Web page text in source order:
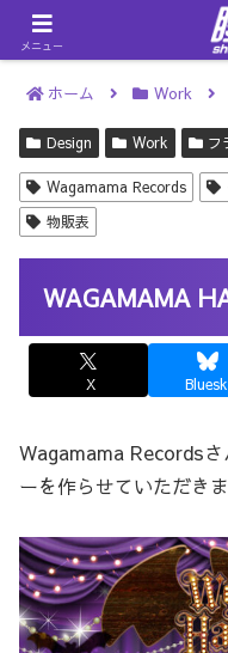
ホーム Work
Design Work フ
Wagamama Records
物販表
WAGAMAMA
X
Wagamama Records
ーを作らせていただき
メニュー